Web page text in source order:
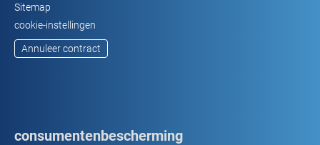
Sitemap
cookie-instellingen
Annuleer contract
consumentenbescherming